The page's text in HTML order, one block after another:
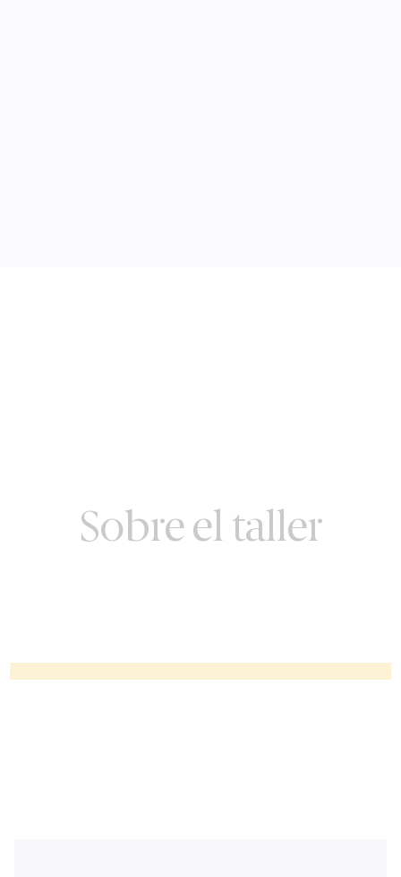
Sobre el taller